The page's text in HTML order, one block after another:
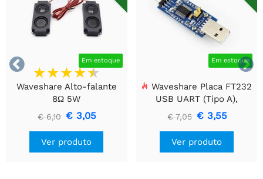

 Em estoque
Waveshare Alto-falante
8Ω 5W
€ 6,10 € 3,05
Ver produto
Em estoque
Waveshare Placa FT232
USB UART (Tipo A),
Módulo de Comunicação
USB Para TTL (UART)
€ 7,05 € 3,55
Ver produto